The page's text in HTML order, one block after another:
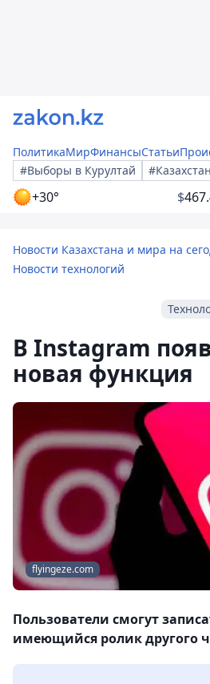
ПолитикаМирФинансыСтатьи
#Выборы в Курултай
+30° $
Новости Казахстана и мира на
Новости технологий
В Instagram
новая функция
flyingeze.com
Пользователи смогут
имеющийся ролик другого